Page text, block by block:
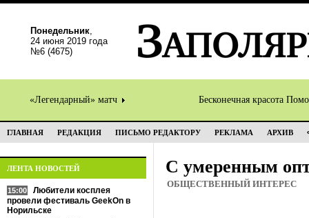
Понедельник,
24 июня 2019 года
№6 (4675)
«Легендарный» матч Бесконечная красота
ГЛАВНАЯ РЕДАКЦИЯ ПИСЬМО РЕДАКТОРУ РЕКЛАМА АРХИВ
ЛЕНТА НОВОСТЕЙ
15:00
Любители косплея
провели фестиваль GeekOn в
Норильске
С умеренным
ОБЩЕСТВЕННЫЙ ИНТЕРЕС